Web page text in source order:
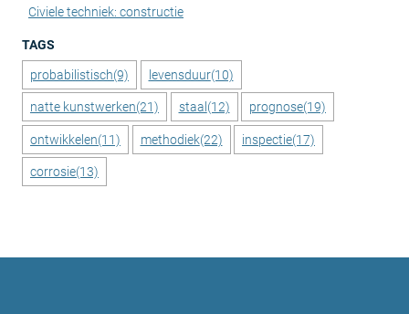
Civiele techniek: constructie
TAGS
probabilistisch(9) levensduur(10)
natte kunstwerken(21) staal (12) prognose(19)
ontwikkelen(11) methodiek(22) inspectie(17)
corrosie(13)